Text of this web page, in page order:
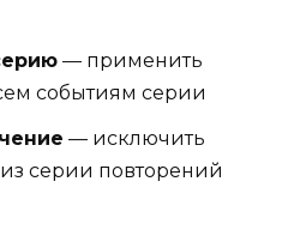
— применить
событиям серии
— исключить
серии повторений